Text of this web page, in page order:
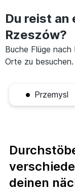
Du reist an
Rzeszów?
Buche Flüge
Orte zu besuchen.
Przemysl
deinen